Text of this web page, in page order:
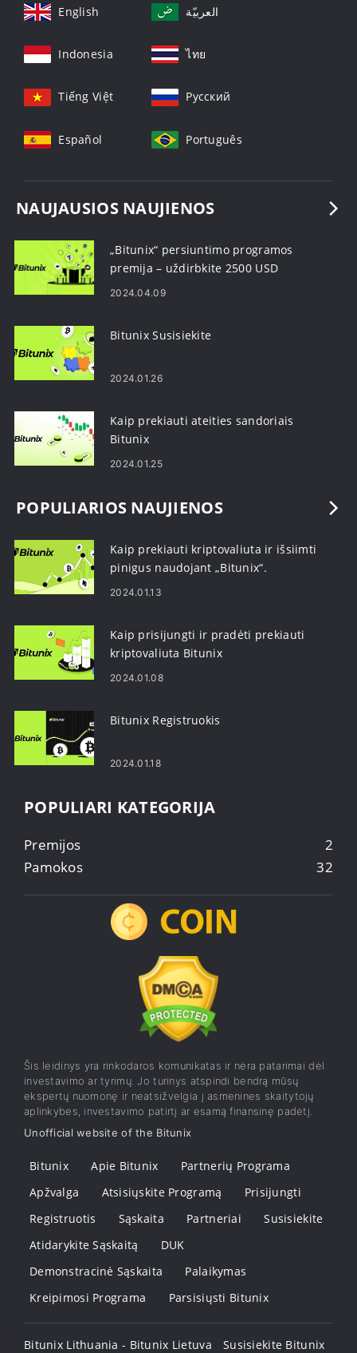
English العربيّة
Indonesia ไทย
Tiếng Việt Русский
Español Português
NAUJAUSIOS NAUJIENOS
„Bitunix“ persiuntimo programos
premija – uždirbkite 2500 USD
2024.04.09
Bitunix Susisiekite
2024.01.26
Kaip prekiauti ateities sandoriais
Bitunix
2024.01.25
POPULIARIOS NAUJIENOS
Kaip prekiauti kriptovaliuta ir išsiimti
pinigus naudojant „Bitunix“.
2024.01.13
Kaip prisijungti ir pradėti prekiauti
kriptovaliuta Bitunix
2024.01.08
Bitunix Registruokis
2024.01.18
POPULIARI KATEGORIJA
Premijos
2
Pamokos
32
Šis leidinys yra rinkodaros komunikatas ir nėra patarimai dėl
investavimo ar tyrimų. Jo turinys atspindi bendrą mūsų
ekspertų nuomonę ir neatsižvelgia į asmenines skaitytojų
aplinkybes, investavimo patirtį ar esamą finansinę padėtį.
Unofficial website of the Bitunix
Bitunix Apie Bitunix
Partnerių Programa
Apžvalga
Atsisiųskite Programą
Prisijungti
Registruotis
Sąskaita Partneriai
Susisiekite
Atidarykite Sąskaitą
DUK
Demonstracinė Sąskaita
Palaikymas
Kreipimosi Programa
Parsisiųsti Bitunix
Bitunix Lithuania - Bitunix Lietuva Susisiekite Bitunix